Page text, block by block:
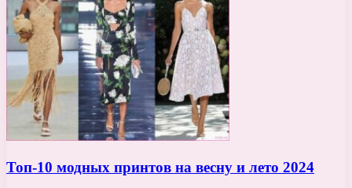
Топ-10 модных принтов на весну и лето 2024